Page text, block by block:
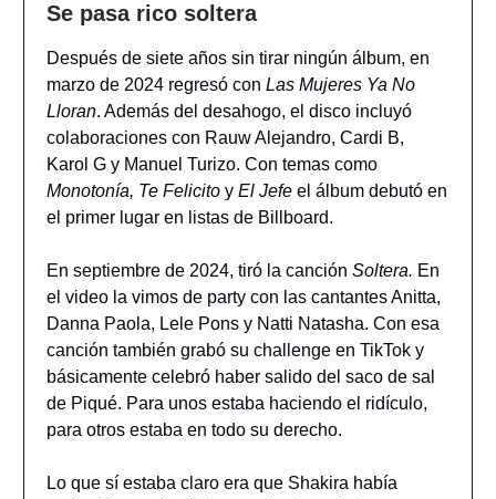
Se pasa rico soltera
Después de siete años sin tirar ningún álbum, en
marzo de 2024 regresó con Las Mujeres Ya No
Lloran. Además del desahogo, el disco incluyó
colaboraciones con Rauw Alejandro, Cardi B,
Karol G y Manuel Turizo. Con temas como
Monotonía, Te Felicito y El Jefe el álbum debutó en
el primer lugar en listas de Billboard.
En septiembre de 2024, tiró la canción Soltera. En
el video la vimos de party con las cantantes Anitta,
Danna Paola, Lele Pons y Natti Natasha. Con esa
canción también grabó su challenge en TikTok y
básicamente celebró haber salido del saco de sal
de Piqué. Para unos estaba haciendo el ridículo,
para otros estaba en todo su derecho.
Lo que sí estaba claro era que Shakira había